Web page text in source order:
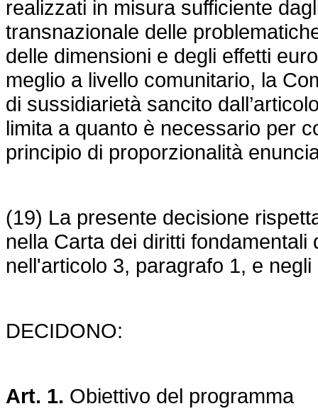
realizzati in misura sufficiente
transnazionale delle
delle dimensioni e degli effetti
meglio a livello comunitario, la
di sussidiarietà sancito
limita a quanto è necessario per
principio di proporzionalità
(19) La presente decisione
nella Carta dei diritti fondamentali
nell'articolo 3, paragrafo 1, e
DECIDONO:
Art. 1. Obiettivo del programma